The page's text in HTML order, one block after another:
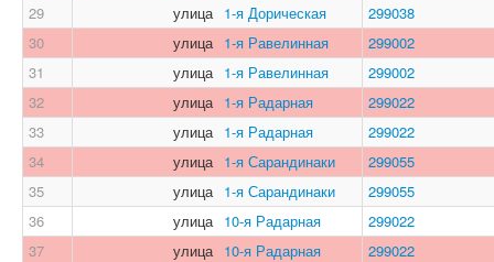
29
улица 1-я Дорическая
299038
30
улица 1-я Равелинная
299002
31
улица 1-я Равелинная
299002
32
улица 1-я Радарная
299022
33
улица 1-я Радарная
299022
34
улица 1-я Сарандинаки
299055
35
улица 1-я Сарандинаки
299055
36
улица 10-я Радарная
299022
37
улица 10-я Радарная
299022